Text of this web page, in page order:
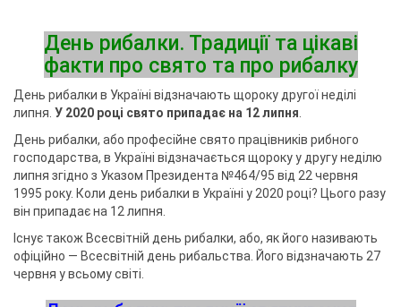
День рибалки. Традиції та цікаві
факти про свято та про рибалку
День рибалки в Україні відзначають щороку другої неділі
липня. У 2020 році свято припадає на 12 липня
День рибалки, або професійне свято працівників рибного
господарства, в Україні відзначається щороку у другу неділю
липня згідно з Указом Президента №464/95 від 22 червня
1995 року. Коли день рибалки в Україні у 2020 році? Цього разу
він припадає на 12 липня.
Існує також Всесвітній день рибалки, або, як його називають
офіційно — Всесвітній день рибальства. Його відзначають 27
червня у всьому світі.